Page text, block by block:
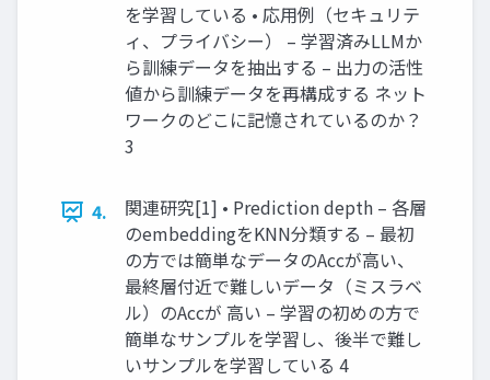
を学習している • 応⽤例（セキュリテ
ィ、プライバシー） – 学習済みLLMか
ら訓練データを抽出する – 出⼒の活性
値から訓練データを再構成する ネット
ワークのどこに記憶されているのか？
3
4.
関連研究[1] • Prediction depth – 各層
のembeddingをKNN分類する – 最初
の⽅では簡単なデータのAccが⾼い、
最終層付近で難しいデータ（ミスラベ
ル）のAccが ⾼い – 学習の初めの⽅で
簡単なサンプルを学習し、後半で難し
いサンプルを学習している 4